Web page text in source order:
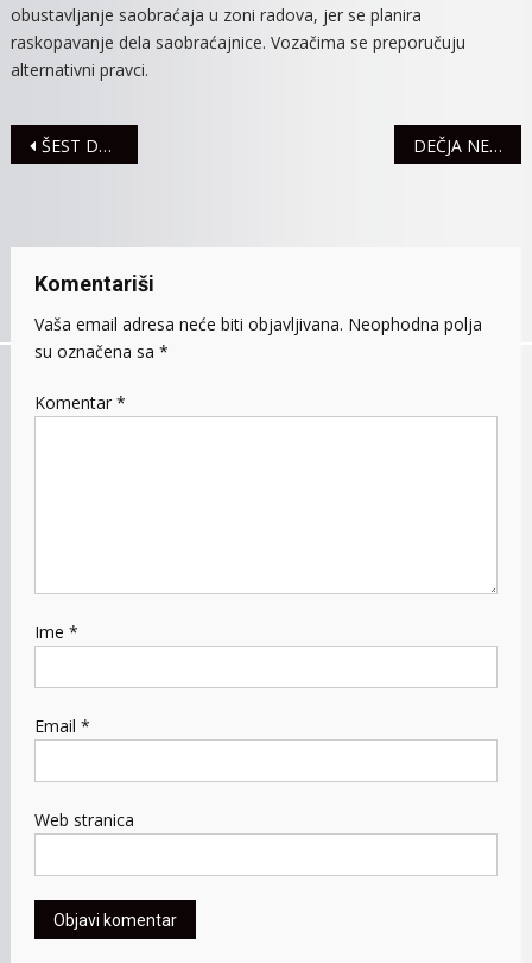
obustavljanje saobraćaja u zoni radova, jer se planira
raskopavanje dela saobraćajnice. Vozačima se preporučuju
alternativni pravci.
Navigacija
ŠEST DECENIJA RUKOMETA U SREMSKOJ MITROVICI DEČJA NEDELJA U MITROVAČKOJ GALERIJI
Komentariši
Vaša email adresa neće biti objavljivana. Neophodna polja
su označena sa *
Komentar *
Ime *
Email *
Web stranica